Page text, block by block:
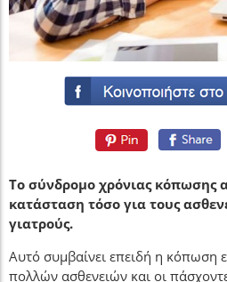
Το σύνδρομο χρόνιας κόπωσης
κατάσταση τόσο για τους
γιατρούς.
Αυτό συμβαίνει επειδή η κόπωση
πολλών ασθενειών και οι